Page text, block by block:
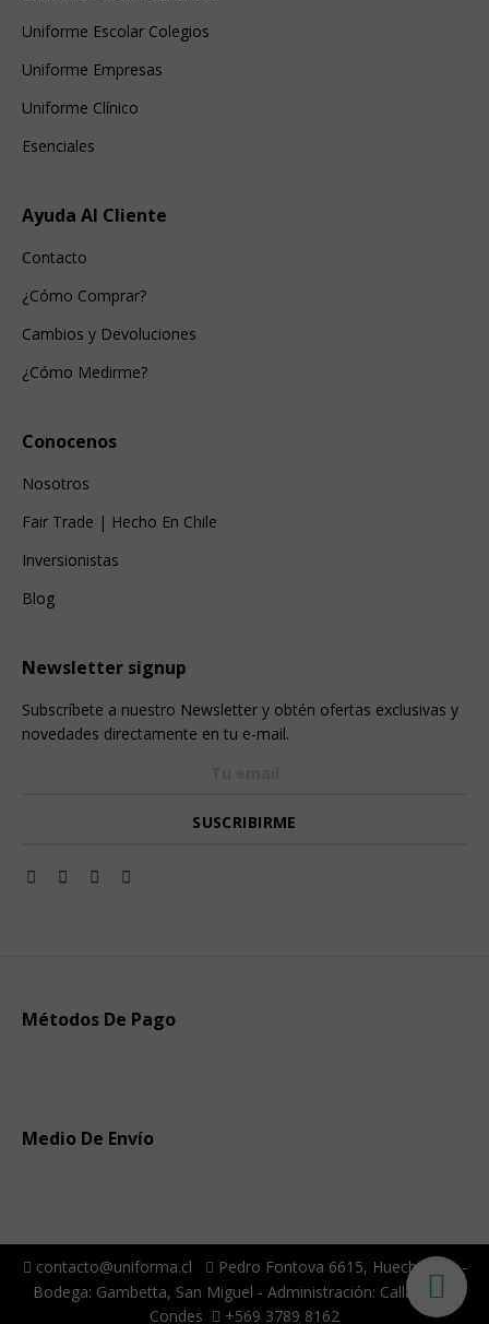
Uniforme Escolar Colegios
Uniforme Empresas
Uniforme Clínico
Esenciales
Ayuda Al Cliente
Contacto
¿Cómo Comprar?
Cambios y Devoluciones
¿Cómo Medirme?
Conocenos
Nosotros
Fair Trade | Hecho En Chile
Inversionistas
Blog
Newsletter signup
Subscríbete a nuestro Newsletter y obtén ofertas exclusivas y
novedades directamente en tu e-mail.
Métodos De Pago
Medio De Envío
contacto@uniforma.cl
Pedro Fontova 6615, Huechuraba -
Bodega: Gambetta, San Miguel - Administración: Callao, Las
Condes
+569 3789 8162